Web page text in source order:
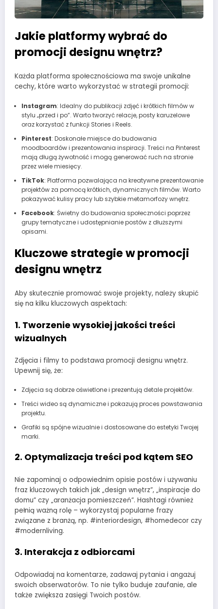
Jakie platformy wybrać do
promocji designu wnętrz?
Każda platforma społecznościowa ma swoje unikalne
cechy, które warto wykorzystać w strategii promocji:
Instagram: Idealny do publikacji zdjęć i krótkich filmów w
stylu „przed i po”. Warto tworzyć relacje, posty karuzelowe
oraz korzystać z funkcji Stories i Reels.
Pinterest: Doskonałe miejsce do budowania
moodboardów i prezentowania inspiracji. Treści na Pinterest
mają długą żywotność i mogą generować ruch na stronie
przez wiele miesięcy.
TikTok: Platforma pozwalająca na kreatywne prezentowanie
projektów za pomocą krótkich, dynamicznych filmów. Warto
pokazywać kulisy pracy lub szybkie metamorfozy wnętrz.
Facebook: Świetny do budowania społeczności poprzez
grupy tematyczne i udostępnianie postów z dłuższymi
opisami.
Kluczowe strategie w promocji
designu wnętrz
Aby skutecznie promować swoje projekty, należy skupić
się na kilku kluczowych aspektach:
1. Tworzenie wysokiej jakości treści
wizualnych
Zdjęcia i filmy to podstawa promocji designu wnętrz.
Upewnij się, że:
Zdjęcia są dobrze oświetlone i prezentują detale projektów.
Treści wideo są dynamiczne i pokazują proces powstawania
projektu.
Grafiki są spójne wizualnie i dostosowane do estetyki Twojej
marki.
2. Optymalizacja treści pod kątem SEO
Nie zapominaj o odpowiednim opisie postów i używaniu
fraz kluczowych takich jak „design wnętrz”, „inspiracje do
domu” czy „aranżacja pomieszczeń”. Hashtagi również
pełnią ważną rolę – wykorzystaj popularne frazy
związane z branżą, np. #interiordesign, #homedecor czy
#modernliving.
3. Interakcja z odbiorcami
Odpowiadaj na komentarze, zadawaj pytania i angażuj
swoich obserwatorów. To nie tylko buduje zaufanie, ale
także zwiększa zasięgi Twoich postów.